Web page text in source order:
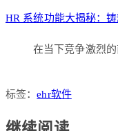
HR 系统功能大揭秘：
在当下竞争激烈
标签：ehr软件